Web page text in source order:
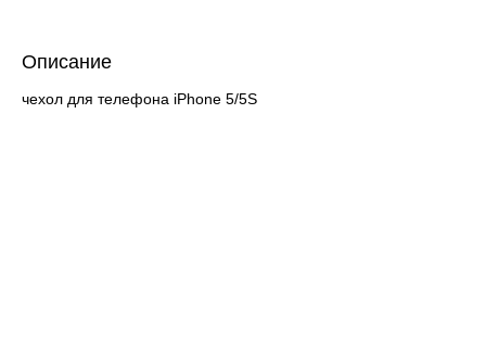
Описание
чехол для телефона iPhone 5/5S